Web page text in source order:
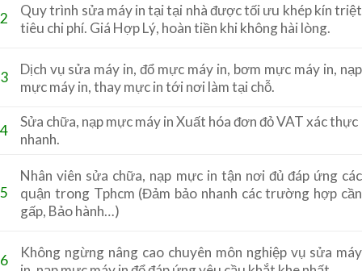
2
Quy trình sửa máy in tại tại nhà được tối ưu khép kín triệt
tiêu chi phí. Giá Hợp Lý, hoàn tiền khi không hài lòng.
3
Dịch vụ sửa máy in, đổ mực máy in, bơm mực máy in, nạp
mực máy in, thay mực in tới nơi làm tại chỗ.
4
Sửa chữa, nạp mực máy in Xuất hóa đơn đỏ VAT xác thực
nhanh.
5
Nhân viên sửa chữa, nạp mực in tận nơi đủ đáp ứng các
quận trong Tphcm (Đảm bảo nhanh các trường hợp cần
gấp, Bảo hành…)
6
Không ngừng nâng cao chuyên môn nghiệp vụ sửa máy